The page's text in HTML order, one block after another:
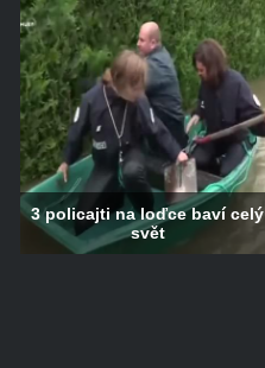
3 policajti na loďce baví celý
svět